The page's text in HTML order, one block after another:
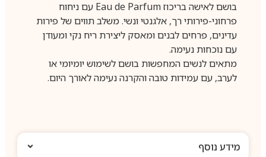
בושם לאישה בריכוז Eau de Parfum עם ניחוח
פרחוני-פירותי רך, אלגנטי ונשי. משלב תווים של פירות
עדינים, פרחים לבנים ומאסק ליצירת ריח נקי ומעודן
עם נוכחות נעימה.
מתאים לנשים המחפשות בושם לשימוש יומיומי או
לערב, עם עמידות טובה והקרנה נעימה לאורך היום.
מידע נוסף